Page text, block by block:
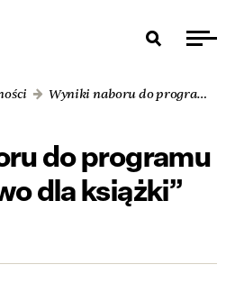
Wyniki naboru do programu „Partnerstwo dla książki” 2024
do programu
dla książki”